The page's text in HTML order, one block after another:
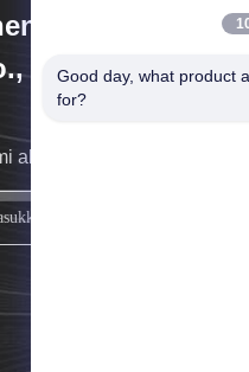
Ltd
akan menghubungi Anda
Good day, what product
for?